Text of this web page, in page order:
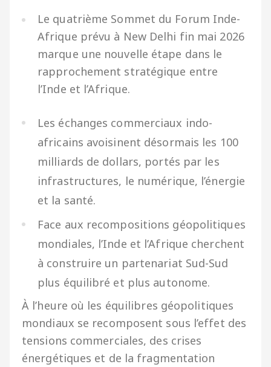
Le quatrième Sommet du Forum Inde-
Afrique prévu à New Delhi fin mai 2026
marque une nouvelle étape dans le
rapprochement stratégique entre
l’Inde et l’Afrique.
Les échanges commerciaux indo-
africains avoisinent désormais les 100
milliards de dollars, portés par les
infrastructures, le numérique, l’énergie
et la santé.
Face aux recompositions géopolitiques
mondiales, l’Inde et l’Afrique cherchent
à construire un partenariat Sud-Sud
plus équilibré et plus autonome.
À l’heure où les équilibres géopolitiques
mondiaux se recomposent sous l’effet des
tensions commerciales, des crises
énergétiques et de la fragmentation